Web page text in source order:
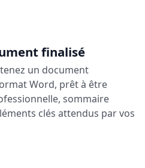
finalisé
un document
Word, prêt à être
sommaire
clés attendus par vos